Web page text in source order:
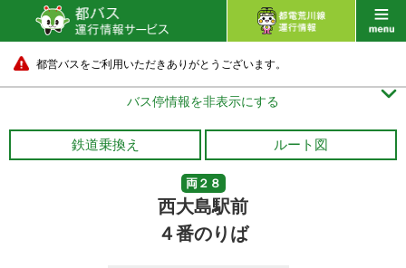
都営バスをご利用いただきありがとうございます。
バス停情報を非表示にする 
鉄道乗換え ルート図
両２８
西大島駅前
４番のりば